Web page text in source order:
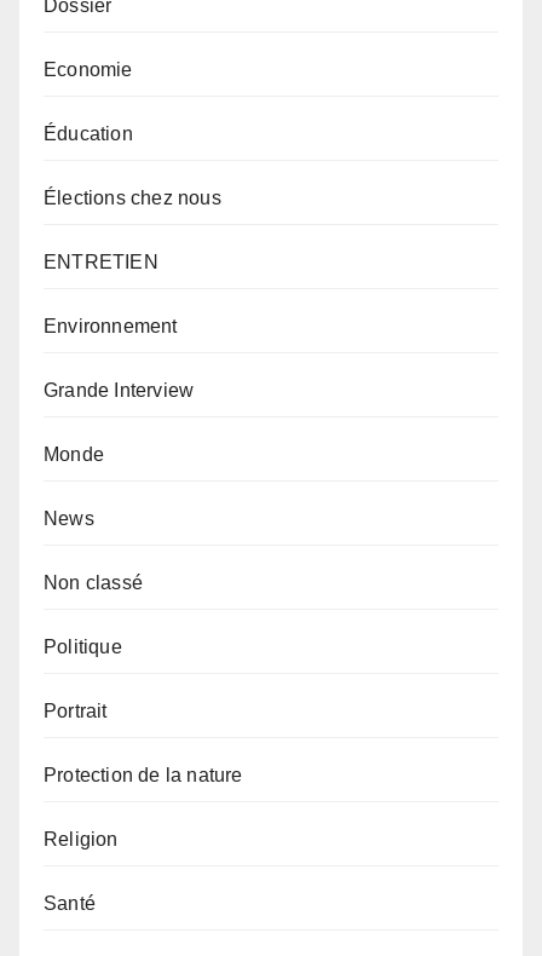
Dossier
Economie
Éducation
Élections chez nous
ENTRETIEN
Environnement
Grande Interview
Monde
News
Non classé
Politique
Portrait
Protection de la nature
Religion
Santé